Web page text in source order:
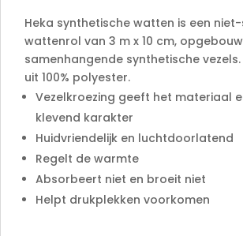
Heka synthetische watten is een
wattenrol van 3 m x 10 cm,
samenhangende synthetische
uit 100% polyester.
Vezelkroezing geeft het materiaal
klevend karakter
Huidvriendelijk en luchtdoorlatend
Regelt de warmte
Absorbeert niet en broeit niet
Helpt drukplekken voorkomen